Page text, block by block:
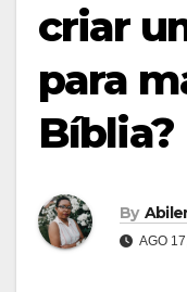
criar
para
Bíblia?
By
AGO